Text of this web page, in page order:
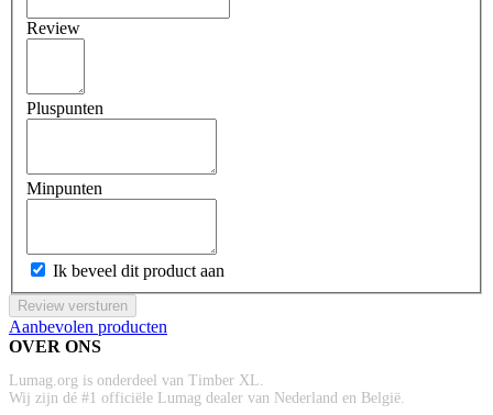
Review
Pluspunten
Minpunten
Ik beveel dit product aan
Review versturen
Aanbevolen producten
OVER ONS
Lumag.org is onderdeel van Timber XL.
Wij zijn dé #1 officiële Lumag dealer van Nederland en België.